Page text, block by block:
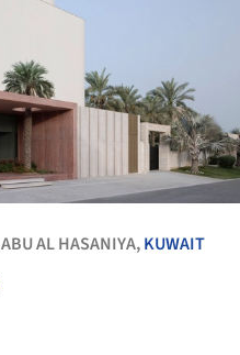
ABU AL HASANIYA,KUWAIT